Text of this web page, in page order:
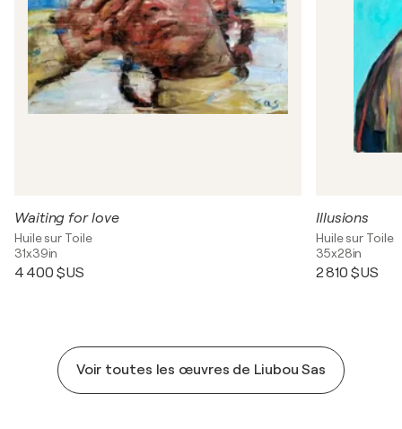
Waiting for love
Huile sur Toile
31x39in
4 400 $US
Illusions
Huile sur Toile
35x28in
2 810 $US
Voir toutes les œuvres de Liubou Sas